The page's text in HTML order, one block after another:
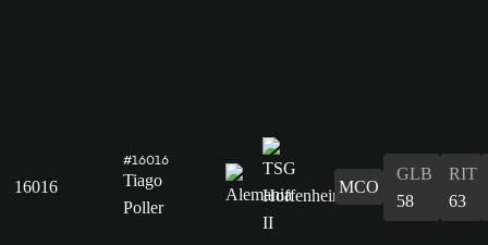
16016
#16016
Tiago
Poller
MCO
GLB
58
RIT
63